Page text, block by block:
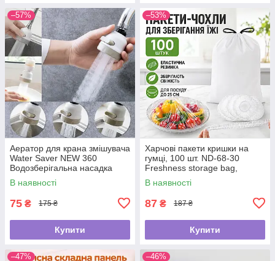
–57%
Аератор для крана змішувача
Water Saver NEW 360
Водозберігальна насадка
В наявності
75 ₴ 175 ₴
Купити
–53%
Харчові пакети кришки на
гумці, 100 шт. ND-68-30
Freshness storage bag,
Прозорі/Політиленові пакети
для їжі
В наявності
87 ₴ 187 ₴
Купити
–47% –46%